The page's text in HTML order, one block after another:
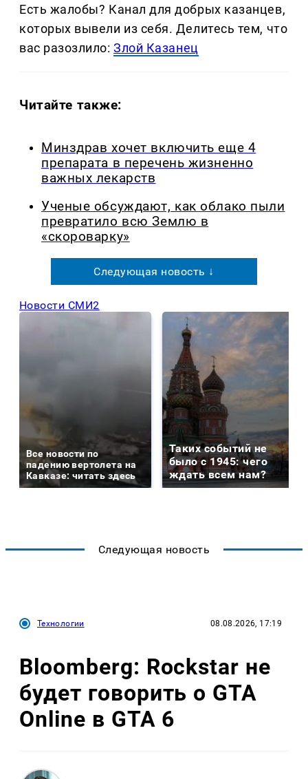
Есть жалобы? Канал для добрых казанцев,
которых вывели из себя. Делитеcь тем, что
вас разозлило:Злой Казанец
Читайте также:
Минздрав хочет включить еще 4
препарата в перечень жизненно
важных лекарств
Ученые обсуждают, как облако пыли
превратило всю Землю в
«скороварку»
Следующая новость ↓
Новости СМИ2
Все новости по
падению вертолета на
Кавказе: читать здесь
Таких событий не
было с 1945: чего
ждать всем нам?
Следующая новость
Технологии 08.08.2026, 17:19
Bloomberg: Rockstar не
будет говорить о GTA
Online в GTA 6